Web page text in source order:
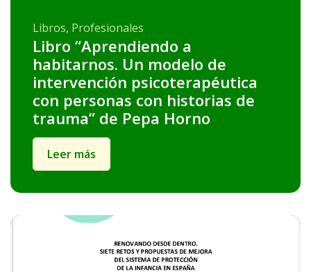
Libros, Profesionales
Libro “Aprendiendo a
habitarnos. Un modelo de
intervención psicoterapéutica
con personas con historias de
trauma” de Pepa Horno
Leer más